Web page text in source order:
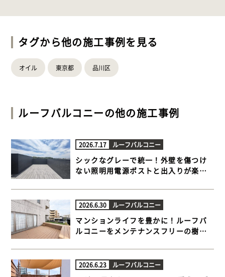
タグから他の施工事例を見る
オイル 東京都 品川区
ルーフバルコニーの他の施工事例
2026.7.17 ルーフバルコニー
シックなグレーで統一！外壁を傷つけ
ない照明用電源ポストと出入りが楽に
区 一戸建て屋上 樹脂木デッキ】
2026.6.30 ルーフバルコニー
マンションライフを豊かに！ルーフバ
ルコニーをメンテナンスフリーの樹脂
スに【目黒区 マンションルーフバルコ
ニー 樹脂木デッキ 】
2026.6.23 ルーフバルコニー